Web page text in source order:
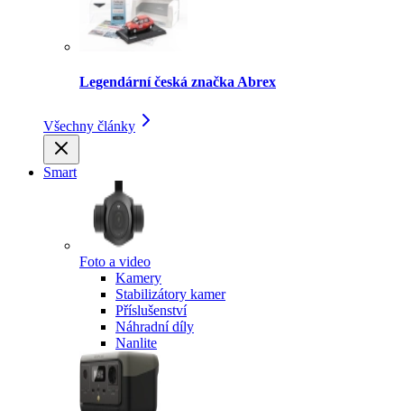
Legendární česká značka Abrex
Všechny články
Smart
Foto a video
Kamery
Stabilizátory kamer
Příslušenství
Náhradní díly
Nanlite